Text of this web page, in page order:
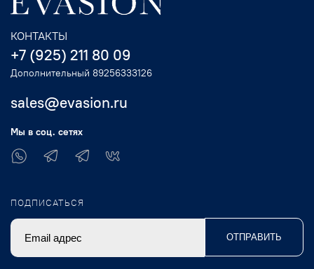
КОНТАКТЫ
+7 (925) 211 80 09
Дополнительный 89256333126
sales@evasion.ru
Мы в соц. сетях
ПОДПИСАТЬСЯ
ОТПРАВИТЬ